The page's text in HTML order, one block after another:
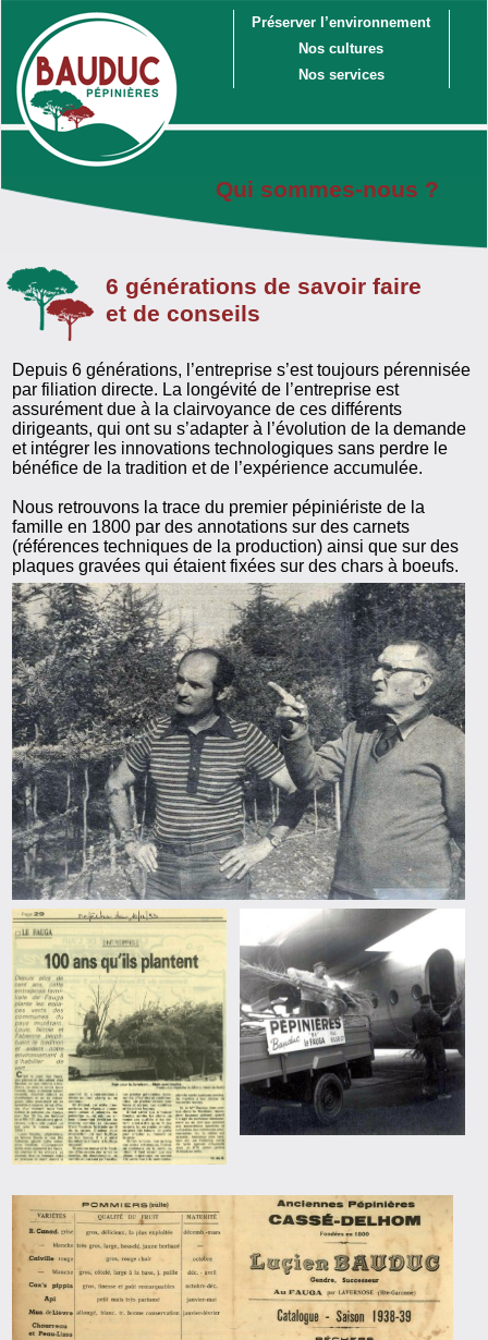
6 générations de savoir faire
et de conseils
Depuis 6 générations, l’entreprise s’est toujours pérennisée
par filiation directe. La longévité de l’entreprise est
assurément due à la clairvoyance de ces différents
dirigeants, qui ont su s’adapter à l’évolution de la demande
et intégrer les innovations technologiques sans perdre le
bénéfice de la tradition et de l’expérience accumulée.
Nous retrouvons la trace du premier pépiniériste de la
famille en 1800 par des annotations sur des carnets
(références techniques de la production) ainsi que sur des
plaques gravées qui étaient fixées sur des chars à boeufs.
Qui sommes-nous ?
Préserver l’environnement
Nos cultures
Nos services